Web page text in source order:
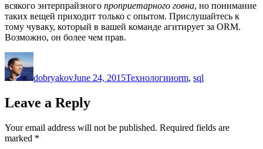
всякого энтерпрайзного проприетарного говна, но понимание
таких вещей приходит только с опытом. Прислушайтесь к
тому чуваку, который в вашей команде агитирует за ORM.
Возможно, он более чем прав.
Author
dobryakovJune 24, 2015Технологииorm, sql
Leave a Reply
Your email address will not be published. Required fields are
marked *